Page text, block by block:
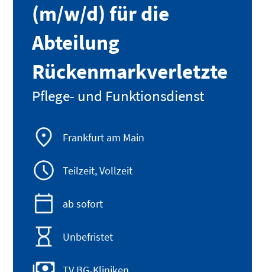
(m/w/d) für die
Abteilung
Rückenmarkverletzte
Pflege- und Funktionsdienst
Frankfurt am Main
Teilzeit, Vollzeit
ab sofort
Unbefristet